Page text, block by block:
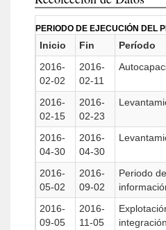
PERIODO DE EJECUCIÓN DEL
Inicio Fin
Período
2016-
02-02
2016-
02-11
2016-
02-15
2016-
02-23
2016-
04-30
2016-
04-30
2016-
05-02
2016-
09-02
Periodo
2016-
09-05
2016-
11-05